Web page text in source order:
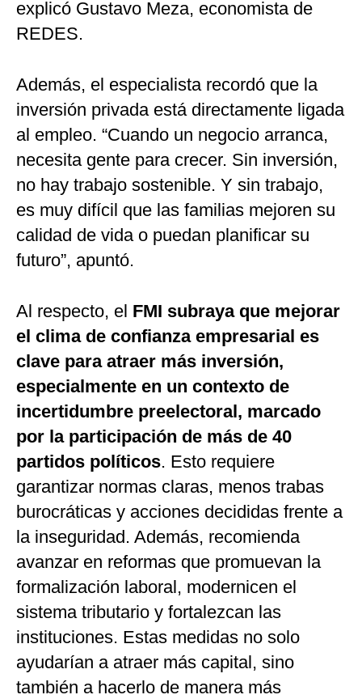
explicó Gustavo Meza, economista de
REDES.
Además, el especialista recordó que la
inversión privada está directamente ligada
al empleo. “Cuando un negocio arranca,
necesita gente para crecer. Sin inversión,
no hay trabajo sostenible. Y sin trabajo,
es muy difícil que las familias mejoren su
calidad de vida o puedan planificar su
futuro”, apuntó.
Al respecto, el FMI subraya que mejorar
el clima de confianza empresarial es
clave para atraer más inversión,
especialmente en un contexto de
incertidumbre preelectoral, marcado
por la participación de más de 40
partidos políticos. Esto requiere
garantizar normas claras, menos trabas
burocráticas y acciones decididas frente a
la inseguridad. Además, recomienda
avanzar en reformas que promuevan la
formalización laboral, modernicen el
sistema tributario y fortalezcan las
instituciones. Estas medidas no solo
ayudarían a atraer más capital, sino
también a hacerlo de manera más